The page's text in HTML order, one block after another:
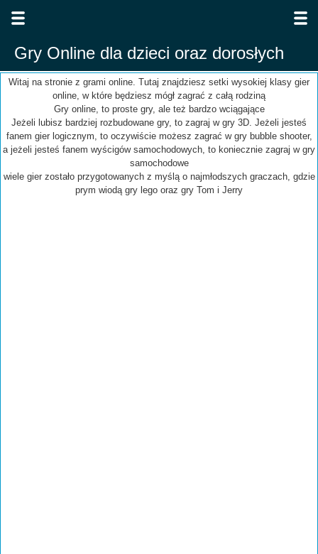
Gry Online dla dzieci oraz dorosłych
Witaj na stronie z grami online. Tutaj znajdziesz setki wysokiej klasy gier
online, w które będziesz mógł zagrać z całą rodziną
Gry online, to proste gry, ale też bardzo wciągające
Jeżeli lubisz bardziej rozbudowane gry, to zagraj w gry 3D. Jeżeli jesteś
fanem gier logicznym, to oczywiście możesz zagrać w gry bubble shooter,
a jeżeli jesteś fanem wyścigów samochodowych, to koniecznie zagraj w gry
samochodowe
wiele gier zostało przygotowanych z myślą o najmłodszych graczach, gdzie
prym wiodą gry lego oraz gry Tom i Jerry